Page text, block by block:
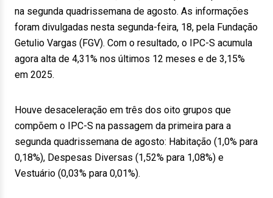
na segunda quadrissemana de agosto. As informações
foram divulgadas nesta segunda-feira, 18, pela Fundação
Getulio Vargas (FGV). Com o resultado, o IPC-S acumula
agora alta de 4,31% nos últimos 12 meses e de 3,15%
em 2025.
Houve desaceleração em três dos oito grupos que
compõem o IPC-S na passagem da primeira para a
segunda quadrissemana de agosto: Habitação (1,0% para
0,18%), Despesas Diversas (1,52% para 1,08%) e
Vestuário (0,03% para 0,01%).